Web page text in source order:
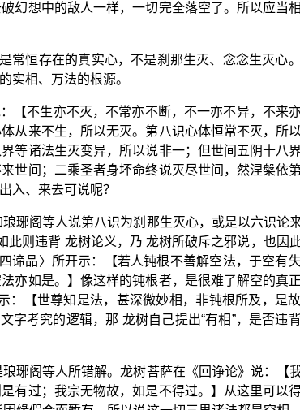
幻想中的敌人一样，一切完全落空了。所以应当
常恒存在的真实心，不是刹那生灭、念念生灭心
实相、万法的根源。
【不生亦不灭，不常亦不断，不一亦不异，不来
从来不生，所以无灭。第八识心体恒常不灭，所
等诸法生灭变异，所以说非一；但世间五阴十八
世间；二乘圣者身坏命终说灭尽世间，然涅槃依
入、来去可说呢？
琊阁等人说第八识为刹那生灭心，或是以六识论
此则违背 龙树论义，乃 龙树所破斥之邪说，也因
谛品〉所开示：【若人钝根不善解空法，于空有
亦如是。】像这样的钝根者，是很难了解空的真
【世尊知是法，甚深微妙相，非钝根所及，是
字考究的逻辑，那 龙树自己提出“有相”，是否违
琊阁等人所错解。龙树菩萨在《回诤论》说：【
有过；我宗无物故，如是不得过。】从这里可以